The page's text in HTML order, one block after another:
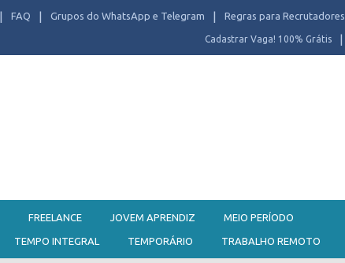
FAQ Grupos do WhatsApp e Telegram Regras para Recrutadores
Cadastrar Vaga! 100% Grátis
FREELANCE JOVEM APRENDIZ MEIO PERÍODO
TEMPO INTEGRAL TEMPORÁRIO TRABALHO REMOTO